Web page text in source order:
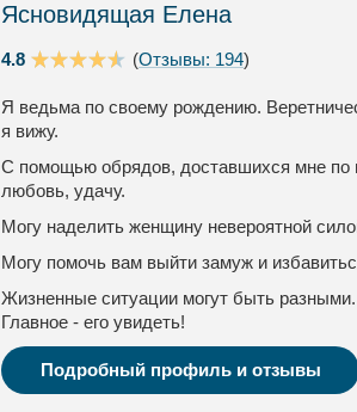
Ясновидящая Елена
4.8 (Отзывы: 194)
Я ведьма по своему рождению.
я вижу.
С помощью обрядов, доставшихся мне по
любовь, удачу.
Могу наделить женщину невероятной
Могу помочь вам выйти замуж и
Жизненные ситуации могут быть
Главное - его увидеть!
Подробный профиль и отзывы